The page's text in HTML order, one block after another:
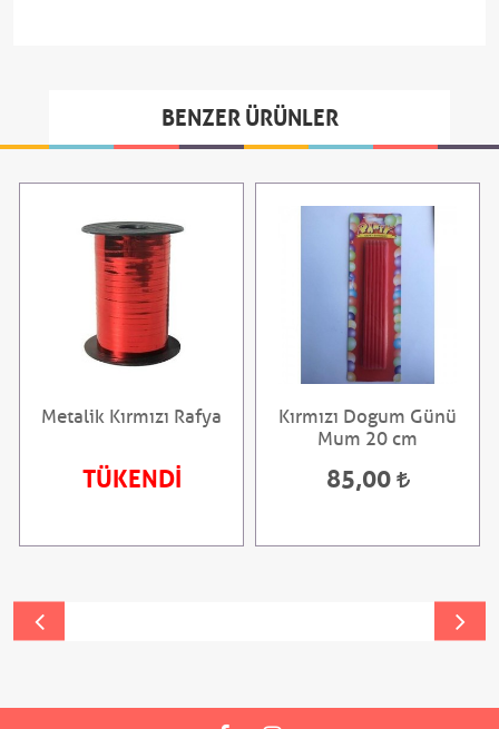
BENZER ÜRÜNLER
Metalik Kırmızı Rafya
TÜKENDİ
Kırmızı Dogum Günü
Mum 20 cm
85,00